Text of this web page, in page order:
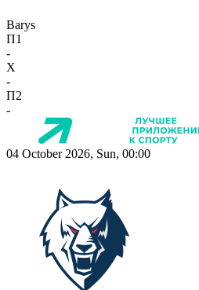
Barys
П1
-
X
-
П2
-
04 October 2026, Sun, 00:00